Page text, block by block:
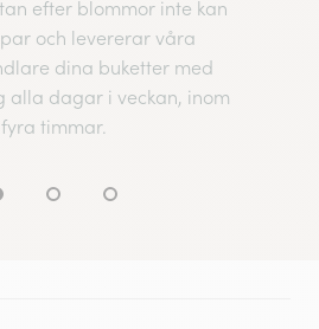
efter blommor inte kan
och levererar våra
dina buketter med
alla dagar i veckan, inom
fyra timmar.